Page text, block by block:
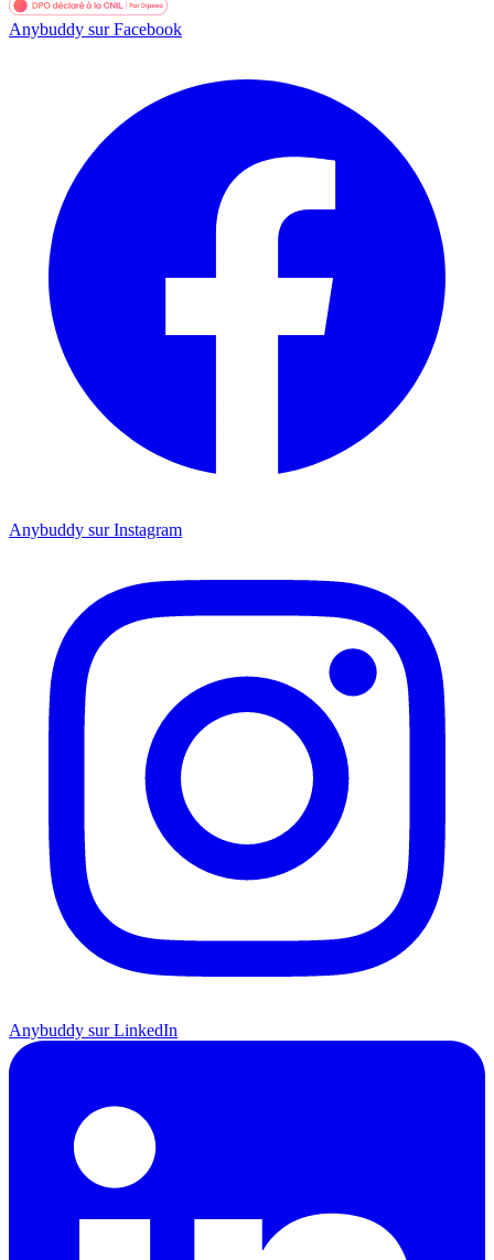
Anybuddy sur Facebook
Anybuddy sur Instagram
Anybuddy sur LinkedIn